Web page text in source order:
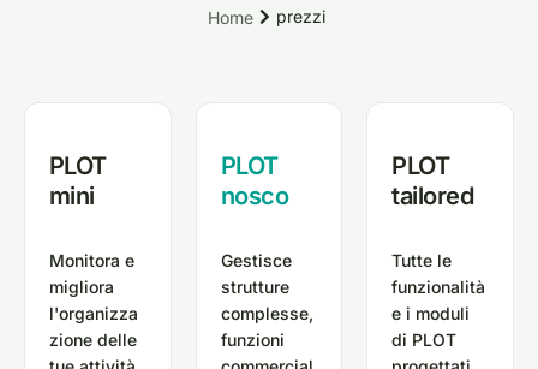
Home prezzi
PLOT
mini
Monitora e
migliora
l'organizza
zione delle
PLOT
nosco
Gestisce
strutture
complesse,
funzioni
PLOT
tailored
Tutte le
funzionalità
e i moduli
di PLOT